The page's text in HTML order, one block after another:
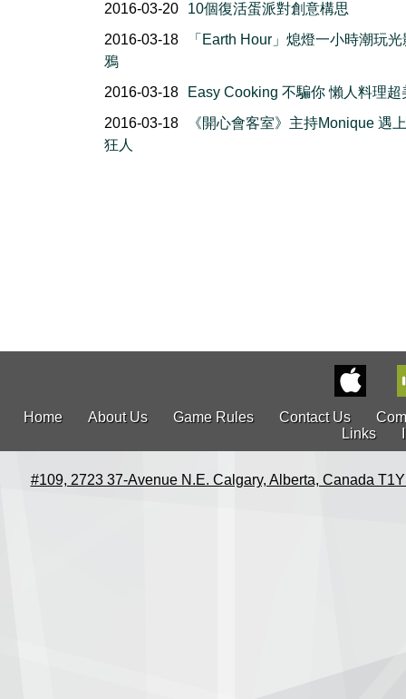
2016-03-20
10個復活蛋派對創意構思
2016-03-18
「Earth Hour」熄燈一小時潮玩
鴉
2016-03-18
Easy Cooking 不騙你 懶人料理超
2016-03-18
《開心會客室》主持Monique 遇
狂人
Home About Us Game Rules Contact Us
Links
#109, 2723 37-Avenue N.E. Calgary, Alberta, Canada